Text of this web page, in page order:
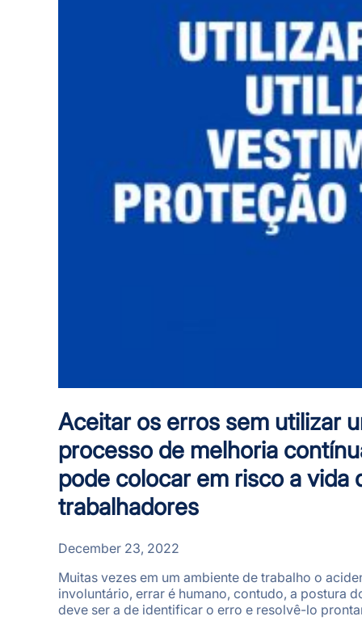
Aceitar os erros sem utilizar
processo de melhoria
pode colocar em risco a vida
trabalhadores
December 23, 2022
Muitas vezes em um ambiente de trabalho o
involuntário, errar é humano, contudo, a postura
deve ser a de identificar o erro e resolvê-lo